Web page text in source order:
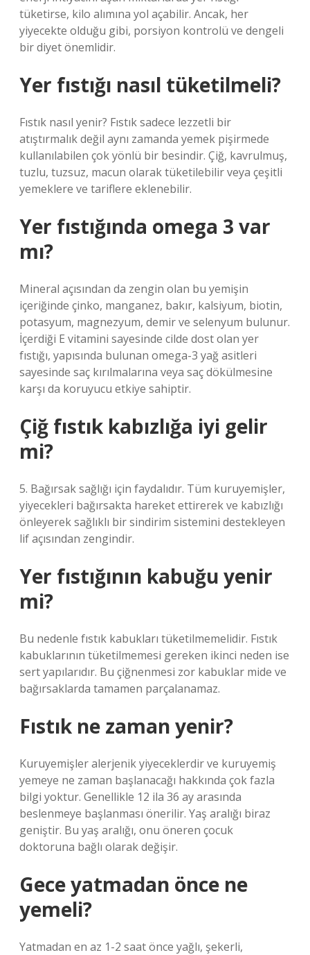
tüketirse, kilo alımına yol açabilir. Ancak, her
yiyecekte olduğu gibi, porsiyon kontrolü ve dengeli
bir diyet önemlidir.
Yer fıstığı nasıl tüketilmeli?
Fıstık nasıl yenir? Fıstık sadece lezzetli bir
atıştırmalık değil aynı zamanda yemek pişirmede
kullanılabilen çok yönlü bir besindir. Çiğ, kavrulmuş,
tuzlu, tuzsuz, macun olarak tüketilebilir veya çeşitli
yemeklere ve tariflere eklenebilir.
Yer fıstığında omega 3 var
mı?
Mineral açısından da zengin olan bu yemişin
içeriğinde çinko, manganez, bakır, kalsiyum, biotin,
potasyum, magnezyum, demir ve selenyum bulunur.
İçerdiği E vitamini sayesinde cilde dost olan yer
fıstığı, yapısında bulunan omega-3 yağ asitleri
sayesinde saç kırılmalarına veya saç dökülmesine
karşı da koruyucu etkiye sahiptir.
Çiğ fıstık kabızlığa iyi gelir
mi?
5. Bağırsak sağlığı için faydalıdır. Tüm kuruyemişler,
yiyecekleri bağırsakta hareket ettirerek ve kabızlığı
önleyerek sağlıklı bir sindirim sistemini destekleyen
lif açısından zengindir.
Yer fıstığının kabuğu yenir
mi?
Bu nedenle fıstık kabukları tüketilmemelidir. Fıstık
kabuklarının tüketilmemesi gereken ikinci neden ise
sert yapılarıdır. Bu çiğnenmesi zor kabuklar mide ve
bağırsaklarda tamamen parçalanamaz.
Fıstık ne zaman yenir?
Kuruyemişler alerjenik yiyeceklerdir ve kuruyemiş
yemeye ne zaman başlanacağı hakkında çok fazla
bilgi yoktur. Genellikle 12 ila 36 ay arasında
beslenmeye başlanması önerilir. Yaş aralığı biraz
geniştir. Bu yaş aralığı, onu öneren çocuk
doktoruna bağlı olarak değişir.
Gece yatmadan önce ne
yemeli?
Yatmadan en az 1-2 saat önce yağlı, şekerli,